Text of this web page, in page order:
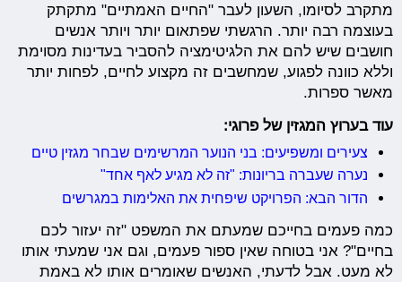
מתקרב לסיומו, השעון לעבר "החיים האמתיים" מתקתק
בעוצמה רבה יותר. הרגשתי שפתאום יותר ויותר אנשים
חושבים שיש להם את הלגיטימציה להסביר בעדינות מסוימת
וללא כוונה לפגוע, שמחשבים זה מקצוע לחיים, לפחות יותר
מאשר ספרות.
עוד בערוץ המגזין של פרוגי:
צעירים ומשפיעים: בני הנוער המרשימים שבחר מגזין טיים
נערה שעברה בריונות: "זה לא מגיע לאף אחד"
הדור הבא: הפרויקט שיפחית את האלימות במגרשים
כמה פעמים בחייכם שמעתם את המשפט "זה יעזור לכם
בחיים"? אני בטוחה שאין ספור פעמים, וגם אני שמעתי אותו
לא מעט. אבל לדעתי, האנשים שאומרים אותו לא באמת